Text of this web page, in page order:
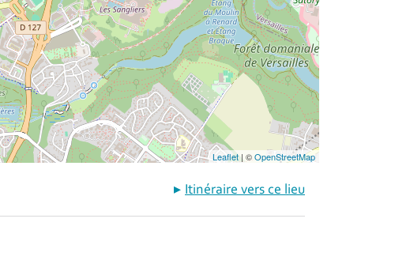
Leaflet | ©OpenStreetMap
Itinéraire vers ce lieu